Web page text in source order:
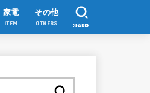
家電
ITEM
その他
OTHERS SEARCH